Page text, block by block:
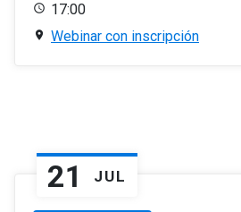
17:00
Webinar con inscripción
21 JUL